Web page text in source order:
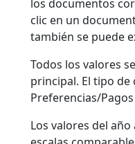
los documentos
clic en un
también se puede
Todos los valores
principal. El tipo
Preferencias/Pagos
Los valores del